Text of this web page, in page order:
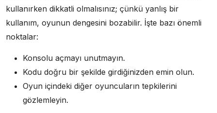
kullanırken dikkatli olmalısınız; çünkü yanlış bir
kullanım, oyunun dengesini bozabilir. İşte bazı önemli
noktalar:
Konsolu açmayı unutmayın.
Kodu doğru bir şekilde girdiğinizden emin olun.
Oyun içindeki diğer oyuncuların tepkilerini
gözlemleyin.